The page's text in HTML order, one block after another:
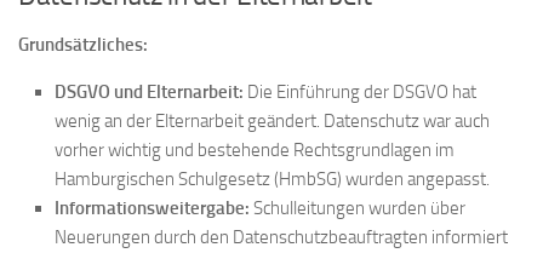
Grundsätzliches:
DSGVO und Elternarbeit: Die Einführung der DSGVO hat
wenig an der Elternarbeit geändert. Datenschutz war auch
vorher wichtig und bestehende Rechtsgrundlagen im
Hamburgischen Schulgesetz (HmbSG) wurden angepasst.
Informationsweitergabe: Schulleitungen wurden über
Neuerungen durch den Datenschutzbeauftragten informiert